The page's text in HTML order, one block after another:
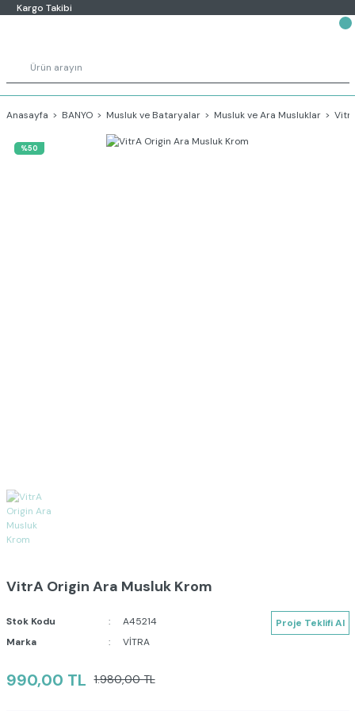
Kargo Takibi
Anasayfa BANYO Musluk ve Bataryalar Musluk ve Ara Musluklar
%50
VitrA Origin Ara Musluk Krom
Stok Kodu
A45214
Marka
VİTRA
Proje Teklifi Al
990,00 TL 1.980,00 TL